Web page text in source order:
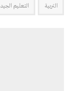
التربية التعليم الجيد